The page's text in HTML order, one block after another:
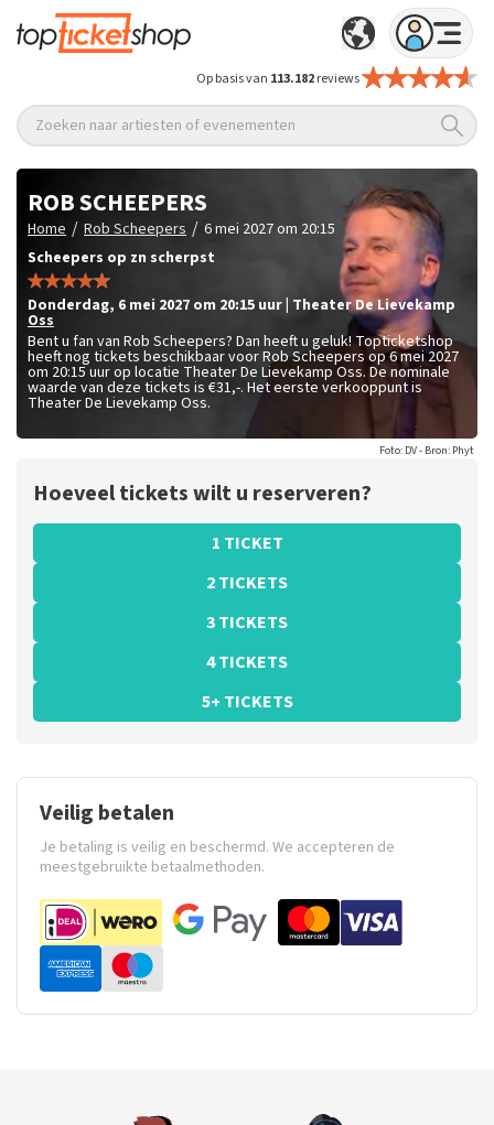
Op basis van 113.182reviews
Zoeken naar artiesten of evenementen
ROB SCHEEPERS
Home / Rob Scheepers / 6 mei 2027 om 20:15
Scheepers op zn scherpst
donderdag, 6 mei 2027 om 20:15 uur Theater De Lievekamp
Oss
Bent u fan van Rob Scheepers? Dan heeft u geluk! Topticketshop
heeft nog tickets beschikbaar voor Rob Scheepers op 6 mei 2027
om 20:15 uur op locatie Theater De Lievekamp Oss. De nominale
waarde van deze tickets is €31,-. Het eerste verkooppunt is
Theater De Lievekamp Oss.
Foto: DV - Bron: Phyt
Hoeveel tickets wilt u reserveren?
1 TICKET
2 TICKETS
3 TICKETS
4 TICKETS
5+ TICKETS
Veilig betalen
Je betaling is veilig en beschermd. We accepteren de
meestgebruikte betaalmethoden.